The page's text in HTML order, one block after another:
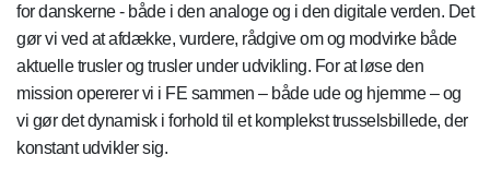
for danskerne - både i den analoge og i den digitale verden. Det
gør vi ved at afdække, vurdere, rådgive om og modvirke både
aktuelle trusler og trusler under udvikling. For at løse den
mission opererer vi i FE sammen – både ude og hjemme – og
vi gør det dynamisk i forhold til et komplekst trusselsbillede, der
konstant udvikler sig.